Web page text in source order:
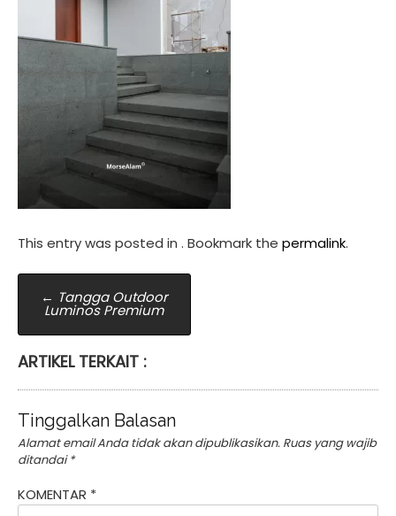
This entry was posted in . Bookmark the permalink.
Post
navigation
← Tangga Outdoor
Luminos Premium
ARTIKEL TERKAIT :
Tinggalkan Balasan
Alamat email Anda tidak akan dipublikasikan. Ruas yang wajib
ditandai*
KOMENTAR *